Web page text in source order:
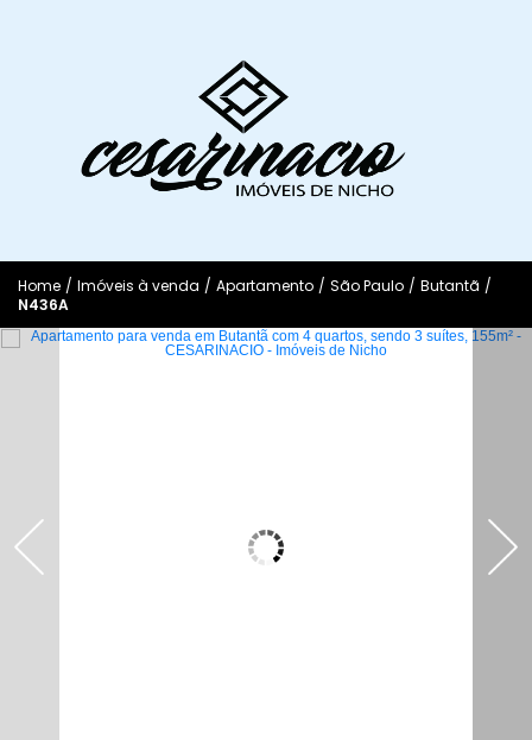
Home / Imóveis à venda / Apartamento / São Paulo / Butantã /
N436A